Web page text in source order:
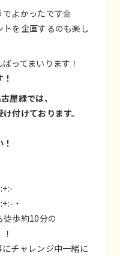
よかったです🌼
を企画するのも楽し
ってまいります！
屋緑では、
付けております。
・
徒歩約10分の
チャレンジ中一緒に